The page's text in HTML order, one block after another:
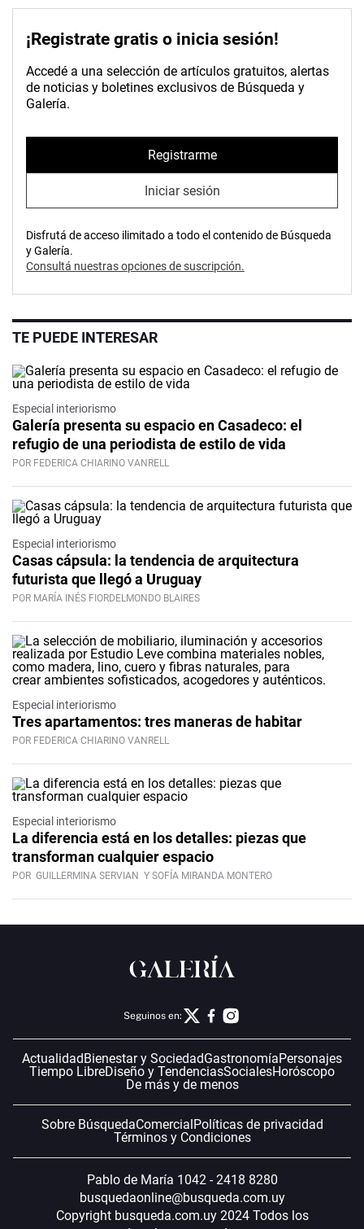
¡Registrate gratis o inicia sesión!
Accedé a una selección de artículos gratuitos, alertas
de noticias y boletines exclusivos de Búsqueda y
Galería.
Registrarme
Iniciar sesión
Disfrutá de acceso ilimitado a todo el contenido de Búsqueda
y Galería.
Consultá nuestras opciones de suscripción.
TE PUEDE INTERESAR
Especial interiorismo
Galería presenta su espacio en Casadeco: el
refugio de una periodista de estilo de vida
POR FEDERICA CHIARINO VANRELL
Especial interiorismo
Casas cápsula: la tendencia de arquitectura
futurista que llegó a Uruguay
POR MARÍA INÉS FIORDELMONDO BLAIRES
Especial interiorismo
Tres apartamentos: tres maneras de habitar
POR FEDERICA CHIARINO VANRELL
Especial interiorismo
La diferencia está en los detalles: piezas que
transforman cualquier espacio
POR GUILLERMINA SERVIAN Y SOFÍA MIRANDA MONTERO
Seguinos en:
Actualidad Bienestar y SociedadGastronomíaPersonajes
Tiempo LibreDiseño y TendenciasSocialesHoróscopo
De más y de menos
Sobre BúsquedaComercial Políticas de privacidad
Términos y Condiciones
Pablo de María 1042 - 2418 8280
busquedaonline@busqueda.com.uy
Copyright busqueda.com.uy 2024 Todos los